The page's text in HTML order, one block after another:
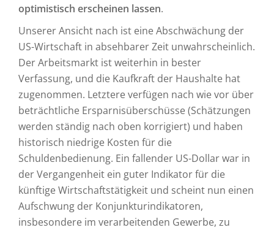
optimistisch erscheinen lassen.
Unserer Ansicht nach ist eine Abschwächung der
US-Wirtschaft in absehbarer Zeit unwahrscheinlich.
Der Arbeitsmarkt ist weiterhin in bester
Verfassung, und die Kaufkraft der Haushalte hat
zugenommen. Letztere verfügen nach wie vor über
beträchtliche Ersparnisüberschüsse (Schätzungen
werden ständig nach oben korrigiert) und haben
historisch niedrige Kosten für die
Schuldenbedienung. Ein fallender US-Dollar war in
der Vergangenheit ein guter Indikator für die
künftige Wirtschaftstätigkeit und scheint nun einen
Aufschwung der Konjunkturindikatoren,
insbesondere im verarbeitenden Gewerbe, zu